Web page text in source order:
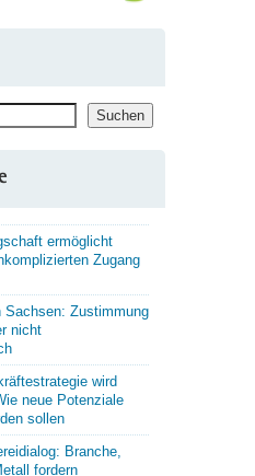
Suchen
ermöglicht
Zugang
Sachsen: Zustimmung
nicht
wird
neue Potenziale
sollen
Branche,
fordern